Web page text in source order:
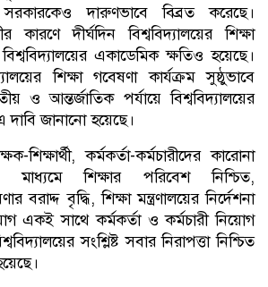
সরকারকেও দারুণভাবে বিব্রত করেছে।
কারণে দীর্ঘদিন বিশ্ববিদ্যালয়ের শিক্ষা
একাডেমিক ক্ষতিও হয়েছে।
শিক্ষা গবেষণা কার্যক্রম সুষ্ঠুভাবে
ও আন্তর্জাতিক পর্যায়ে বিশ্ববিদ্যালয়ের
দাবি জানানো হয়েছে।
শিক্ষার্থী, কর্মকর্তা-কর্মচারীদের কারোনা
মাধ্যমে শিক্ষার পরিবেশ নিশ্চিত,
বরাদ্দ বৃদ্ধি, শিক্ষা মন্ত্রণালয়ের নির্দেশনা
একই সাথে কর্মকর্তা ও কর্মচারী নিয়োগ
সংশ্লিষ্ট সবার নিরাপত্তা নিশ্চিত